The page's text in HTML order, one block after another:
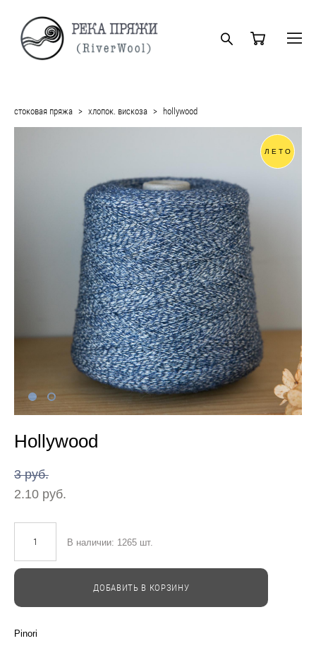
стоковая пряжа > хлопок. вискоза > hollywood
ЛЕТО
Hollywood
3 pуб.
2.10 pуб.
В наличии: 1265 шт.
ДОБАВИТЬ В КОРЗИНУ
Pinori